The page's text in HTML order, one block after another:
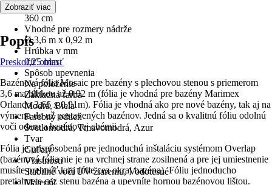
Dĺžka
360 cm
Vhodné pre rozmery nádrže
Ø 3,6 m x 0,92 m
Hrúbka v mm
0,25 mm
Spôsob upevnenia
Na položenie
Základná farba
Modrá, Biela
Farebný odtieň
Svetlomodrá, Tmavomodrá, Azur
Tvar
Guľatý
Vlastnosti
Stabilné voči UV žiareniu, Vodotesné
Materiál
Zobraziť viac
Popis
Preskočiť oblasť
Bazénová fólia Mosaic pre bazény s plechovou stenou s priemerom
3,6 ma hĺbkou až 0,92 m (fólia je vhodná pre bazény Marimex
Orlando 3,66 x 0,91m). Fólia je vhodná ako pre nové bazény, tak aj na
výmenu do už postavených bazénov. Jedná sa o kvalitnú fóliu odolnú
voči oderu a bazénovej chémii.
Fólia je prispôsobená pre jednoduchú inštaláciu systémom Overlap
(bazénová fólia nie je na vrchnej strane zosilnená a pre jej umiestnenie
musíte prehnúť kraj fólie cez okraj bazéna). Fóliu jednoducho
pretiahnete cez stenu bazéna a upevníte hornou bazénovou lištou.